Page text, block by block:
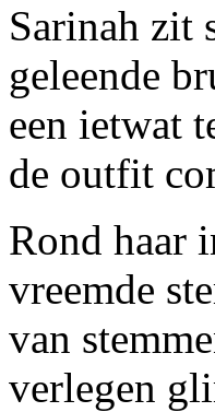
Sarinah zit
geleende
een ietwat
de outfit
Rond haar
vreemde
van
verlegen